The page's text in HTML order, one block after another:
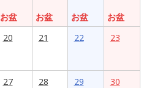
お盆
お盆
お盆
お盆
20 21 22 23
27 28 29 30